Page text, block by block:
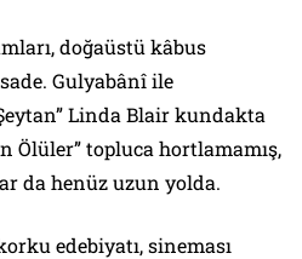
doğaüstü kâbus
Gulyabânî ile
Linda Blairkundakta
Ölüler” topluca hortlamamış,
da henüz uzun yolda.
edebiyatı, sineması